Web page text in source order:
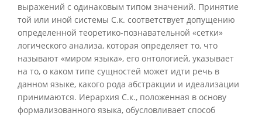
выражений с одинаковым типом значений. Принятие
той или иной системы С.к. соответствует допущению
определенной теоретико-познавательной «сетки»
логического анализа, которая определяет то, что
называют «миром языка», его онтологией, указывает
на то, о каком типе сущностей может идти речь в
данном языке, какого рода абстракции и идеализации
принимаются. Иерархия С.к., положенная в основу
формализованного языка, обусловливает способ